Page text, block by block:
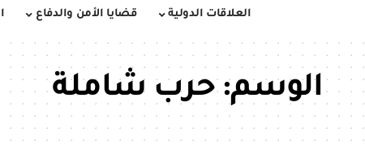
العلاقات الدولية قضايا الأمن والدفاع
الوسم:حرب شاملة